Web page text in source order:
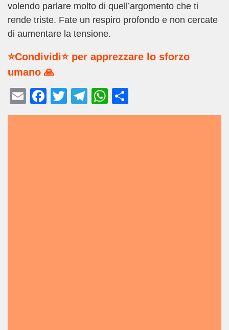
volendo parlare molto di quell’argomento che ti
rende triste. Fate un respiro profondo e non cercate
di aumentare la tensione.
⭐Condividi⭐ per apprezzare lo sforzo
umano 🙏
E
m
F
a
T
wi
T
el
W
h
o